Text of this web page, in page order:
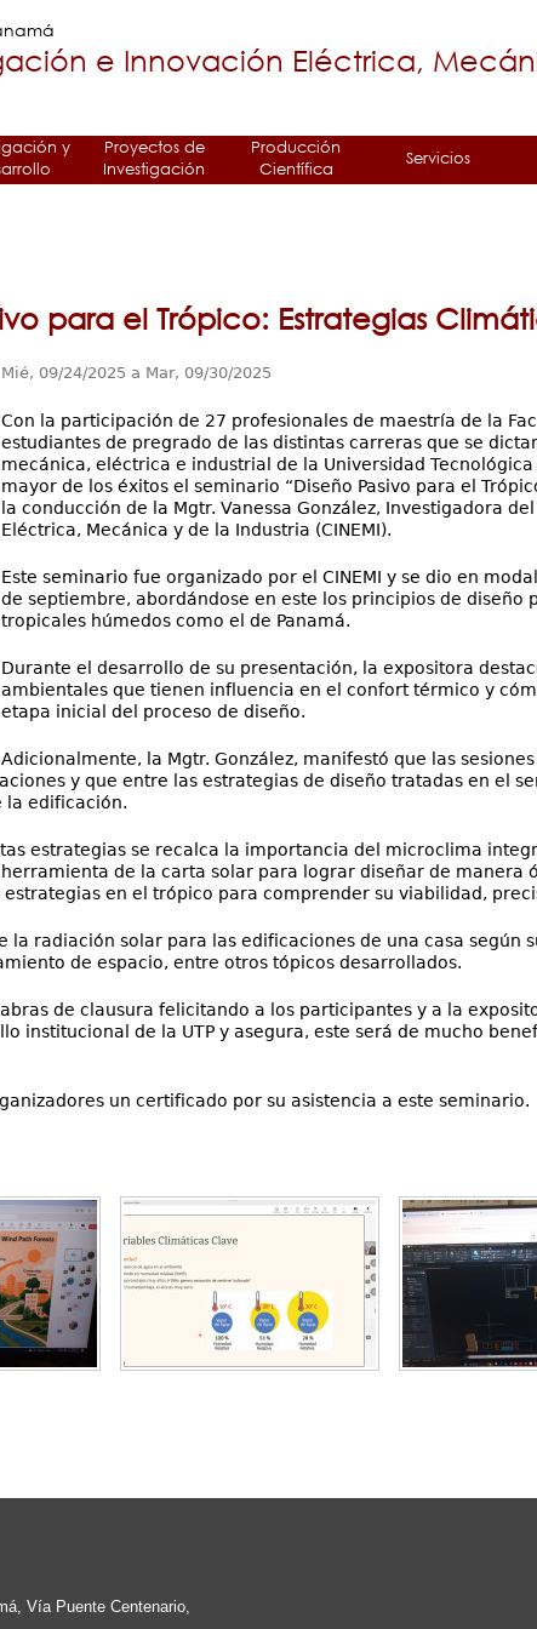
e Innovación Eléctrica,
y
Proyectos de
Investigación
Producción
Científica
Servicios
para el Trópico: Estrategias
Mié, 09/24/2025 a Mar, 09/30/2025
Con la participación de 27 profesionales de maestría de la
estudiantes de pregrado de las distintas carreras que se
mecánica, eléctrica e industrial de la Universidad Tecnológica
mayor de los éxitos el seminario “Diseño Pasivo para el
la conducción de la Mgtr. Vanessa González, Investigadora
Eléctrica, Mecánica y de la Industria (CINEMI).
Este seminario fue organizado por el CINEMI y se dio en
de septiembre, abordándose en este los principios de diseño
tropicales húmedos como el de Panamá.
Durante el desarrollo de su presentación, la expositora
ambientales que tienen influencia en el confort térmico y
etapa inicial del proceso de diseño.
Adicionalmente, la Mgtr. González, manifestó que las
y que entre las estrategias de diseño tratadas en el
la edificación.
estrategias se recalca la importancia del microclima
de la carta solar para lograr diseñar de manera
en el trópico para comprender su viabilidad,
radiación solar para las edificaciones de una casa según
de espacio, entre otros tópicos desarrollados.
de clausura felicitando a los participantes y a la
institucional de la UTP y asegura, este será de mucho
un certificado por su asistencia a este seminario.
Vía Puente Centenario,